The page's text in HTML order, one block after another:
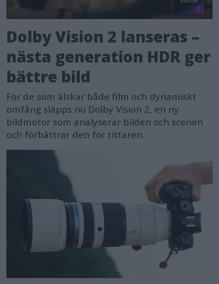
Dolby Vision 2 lanseras –
nästa generation HDR ger
bättre bild
För de som älskar både film och dynamiskt
omfång släpps nu Dolby Vision 2, en ny
bildmotor som analyserar bilden och scenen
och förbättrar den för tittaren.